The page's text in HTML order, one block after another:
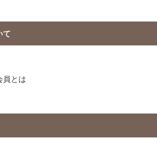
て
員とは